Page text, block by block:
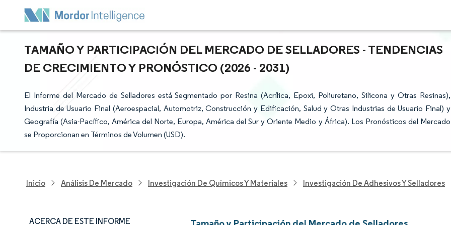
TAMAÑO Y PARTICIPACIÓN DEL MERCADO DE SELLADORES - TENDENCIAS
DE CRECIMIENTO Y PRONÓSTICO (2026 - 2031)
El Informe del Mercado de Selladores está Segmentado por Resina (Acrílica, Epoxi, Poliuretano, Silicona y Otras Resinas),
Industria de Usuario Final (Aeroespacial, Automotriz, Construcción y Edificación, Salud y Otras Industrias de Usuario Final) y
Geografía (Asia-Pacífico, América del Norte, Europa, América del Sur y Oriente Medio y África). Los Pronósticos del Mercado
se Proporcionan en Términos de Volumen (USD).
Inicio Análisis De Mercado Investigación De Químicos Y Materiales Investigación De Adhesivos Y Selladores
ACERCA DE ESTE INFORME